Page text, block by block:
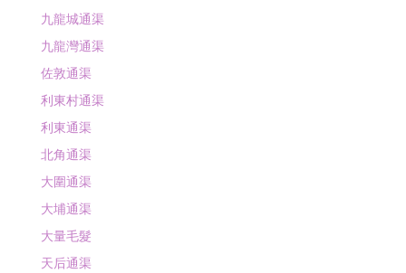
九龍城通渠
九龍灣通渠
佐敦通渠
利東村通渠
利東通渠
北角通渠
大圍通渠
大埔通渠
大量毛髮
天后通渠